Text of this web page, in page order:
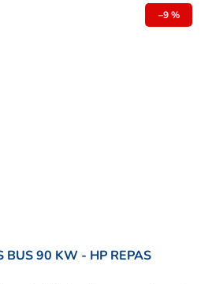
–9 %
BUS 90 KW - HP REPAS